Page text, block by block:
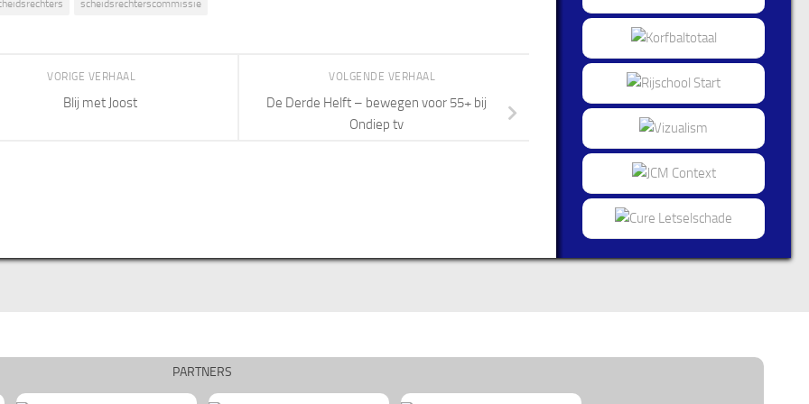
scheidsrechterscommissie
VOLGENDE VERHAAL
De Derde Helft – bewegen voor 55+ bij
Ondiep tv
VORIGE VERHAAL
Blij met Joost
PARTNERS